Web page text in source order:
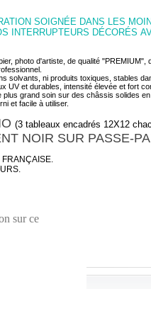
SOIGNÉE DANS LES
INTERRUPTEURS DÉCORÉS
photo d'artiste, de qualité
solvants, ni produits toxiques, stables
UV et durables, intensité élevée et fort
grand soin sur des châssis solides en
et facile à utiliser.
(3 tableaux encadrés 12X12
NOIR SUR PASSE-
FRANÇAISE.
sur ce